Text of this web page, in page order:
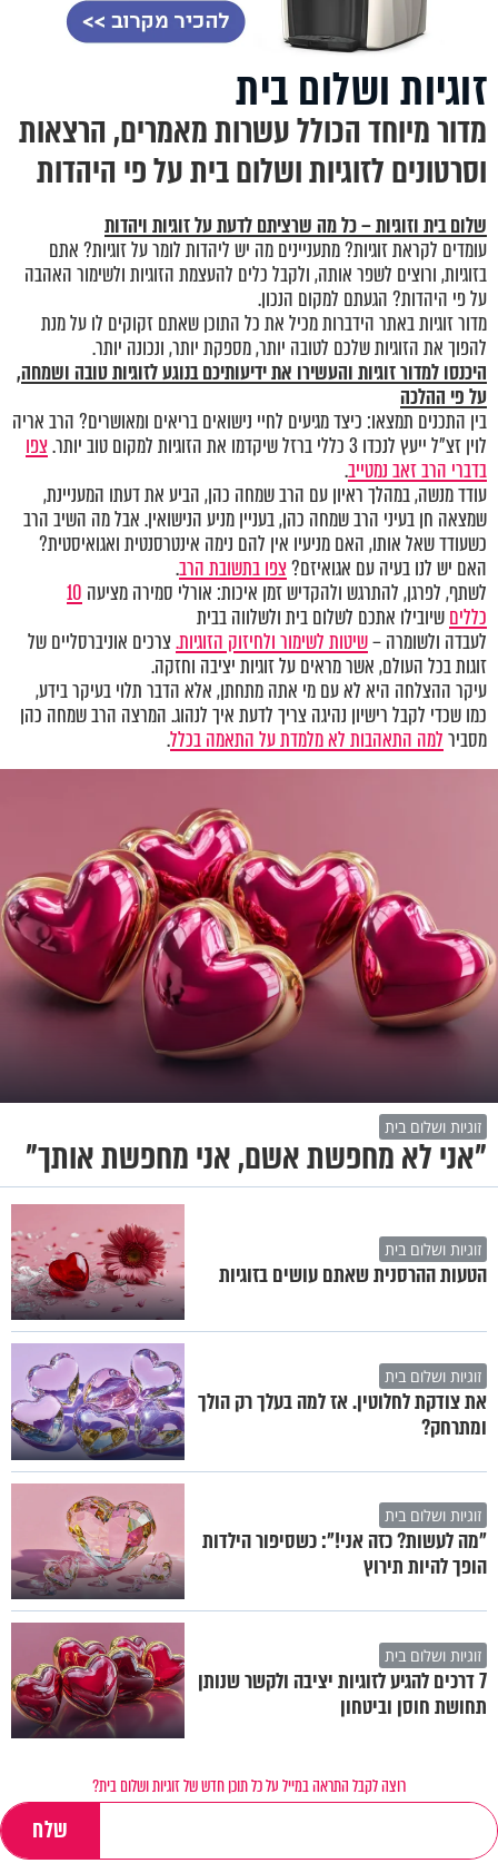
זוגיות ושלום בית
מדור מיוחד הכולל עשרות מאמרים, הרצאות
וסרטונים לזוגיות ושלום בית על פי היהדות
שלום בית וזוגיות – כל מה שרציתם לדעת על זוגיות ויהדות
עומדים לקראת זוגיות? מתעניינים מה יש ליהדות לומר על זוגיות? אתם
בזוגיות, ורוצים לשפר אותה, ולקבל כלים להעצמת הזוגיות ולשימור האהבה
על פי היהדות? הגעתם למקום הנכון.
מדור זוגיות באתר הידברות מכיל את כל התוכן שאתם זקוקים לו על מנת
להפוך את הזוגיות שלכם לטובה יותר, מספקת יותר, ונכונה יותר.
היכנסולמדור זוגיותוהעשירו את ידיעותיכם בנוגע לזוגיות טובה ושמחה,
על פי ההלכה
בין התכנים תמצאו: כיצד מגיעים לחיי נישואים בריאים ומאושרים? הרב אריה
לוין זצ"ל ייעץ לנכדו 3 כללי ברזל שיקדמו את הזוגיות למקום טוב יותר.
צפו
בדברי הרב זאב נמטייב.
עודד מנשה, במהלך ראיון עם הרב שמחה כהן, הביע את דעתו המעניינת,
שמצאה חן בעיני הרב שמחה כהן, בעניין מניע הנישואין. אבל מה השיב הרב
כשעודד שאל אותו, האם מניעיו אין להם נימה אינטרסנטית ואגואיסטית?
האם יש לנו בעיה עם אגואיזם?צפו בתשובת הרב.
לשתף, לפרגן, להתרגש ולהקדיש זמן איכות: אורלי סמירה מציעה 10
כלליםשיובילו אתכם לשלום בית ולשלווה בבית
לעבדה ולשומרה –שיטות לשימור ולחיזוק הזוגיות.צרכים אוניברסליים של
זוגות בכל העולם, אשר מראים על זוגיות יציבה וחזקה.
עיקר ההצלחה היא לא עם מי אתה מתחתן, אלא הדבר תלוי בעיקר בידע,
כמו שכדי לקבל רישיון נהיגה צריך לדעת איך לנהוג. המרצה הרב שמחה כהן
מסבירלמה התאהבות לא מלמדת על התאמה בכלל.
זוגיות ושלום בית
"אני לא מחפשת אשם, אני מחפשת אותך"
זוגיות ושלום בית
הטעות ההרסנית שאתם עושים בזוגיות
זוגיות ושלום בית
את צודקת לחלוטין. אז למה בעלך רק הולך
ומתרחק?
זוגיות ושלום בית
"מה לעשות? כזה אני!": כשסיפור הילדות
הופך להיות תירוץ
זוגיות ושלום בית
7 דרכים להגיע לזוגיות יציבה ולקשר שנותן
תחושת חוסן וביטחון
רוצה לקבל התראה במייל על כל תוכן חדש של זוגיות ושלום בית?